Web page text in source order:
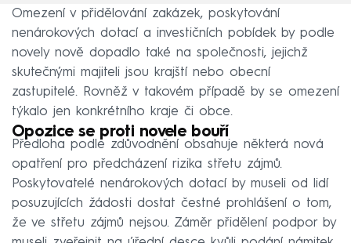
Omezení v přidělování zakázek, poskytování
nenárokových dotací a investičních pobídek by podle
novely nově dopadlo také na společnosti, jejichž
skutečnými majiteli jsou krajští nebo obecní
zastupitelé. Rovněž v takovém případě by se omezení
týkalo jen konkrétního kraje či obce.
Opozice se proti novele bouří
Předloha podle zdůvodnění obsahuje některá nová
opatření pro předcházení rizika střetu zájmů.
Poskytovatelé nenárokových dotací by museli od lidí
posuzujících žádosti dostat čestné prohlášení o tom,
že ve střetu zájmů nejsou. Záměr přidělení podpor by